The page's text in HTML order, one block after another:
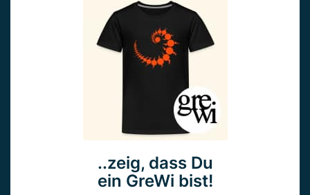
..zeig, dass Du
ein GreWi bist!